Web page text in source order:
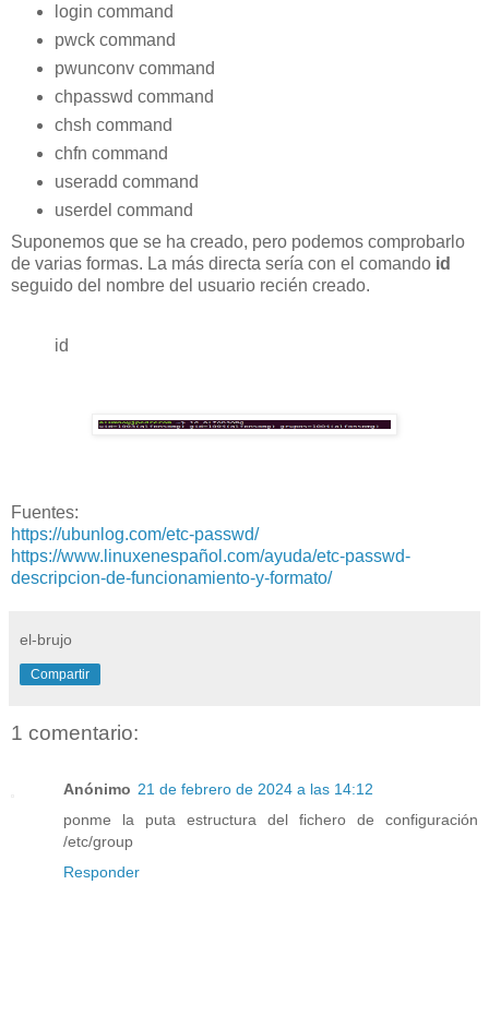
login command
pwck command
pwunconv command
chpasswd command
chsh command
chfn command
useradd command
userdel command
Suponemos que se ha creado, pero podemos comprobarlo
de varias formas. La más directa sería con el comando id
seguido del nombre del usuario recién creado.
id
Fuentes:
https://ubunlog.com/etc-passwd/
https://www.linuxenespañol.com/ayuda/etc-passwd-
descripcion-de-funcionamiento-y-formato/
el-brujo
Compartir
1 comentario:
Anónimo 21 de febrero de 2024 a las 14:12
ponme la puta estructura del fichero de configuración
/etc/group
Responder